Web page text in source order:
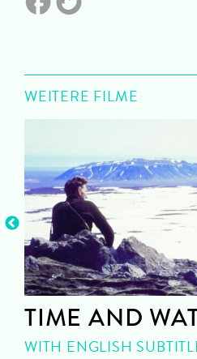
WEITERE FILME
TIME AND
WITH ENGLISH